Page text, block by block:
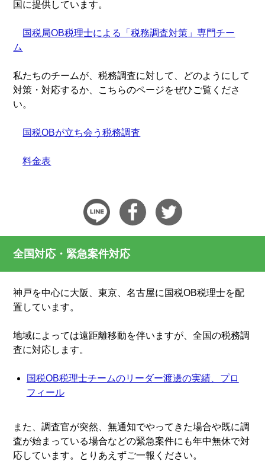
国に提供しています。
国税局OB税理士による「税務調査対策」専門チー
ム
私たちのチームが、税務調査に対して、どのようにして
対策・対応するか、こちらのページをぜひご覧くださ
い。
国税OBが立ち会う税務調査
料金表
全国対応・緊急案件対応
神戸を中心に大阪、東京、名古屋に国税OB税理士を配
置しています。
地域によっては遠距離移動を伴いますが、全国の税務調
査に対応します。
国税OB税理士チームのリーダー渡邊の実績、プロ
フィール
また、調査官が突然、無通知でやってきた場合や既に調
査が始まっている場合などの緊急案件にも年中無休で対
応しています。とりあえずご一報ください。